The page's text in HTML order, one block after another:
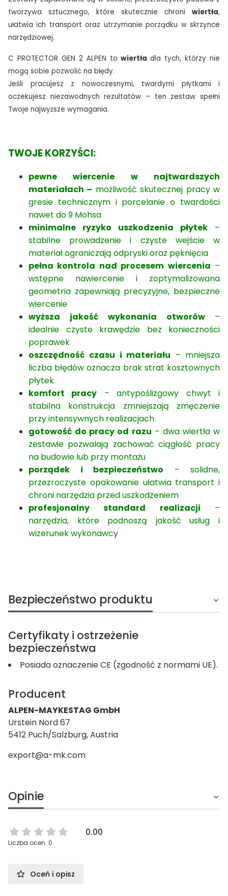
tworzywa sztucznego, które skutecznie chroni wiertła,
ułatwia ich transport oraz utrzymanie porządku w skrzynce
narzędziowej.
C PROTECTOR GEN 2 ALPEN to wiertła dla tych, którzy nie
mogą sobie pozwolić na błędy.
Jeśli pracujesz z nowoczesnymi, twardymi płytkami i
oczekujesz niezawodnych rezultatów – ten zestaw spełni
Twoje najwyższe wymagania.
TWOJE KORZYŚCI:
pewne wiercenie w najtwardszych
materiałach – możliwość skutecznej pracy w
gresie technicznym i porcelanie o twardości
nawet do 9 Mohsa
minimalne ryzyko uszkodzenia płytek –
stabilne prowadzenie i czyste wejście w
materiał ograniczają odpryski oraz pęknięcia
pełna kontrola nad procesem wiercenia –
wstępne nawiercenie i zoptymalizowana
geometria zapewniają precyzyjne, bezpieczne
wiercenie
wyższa jakość wykonania otworów–
idealnie czyste krawędzie bez konieczności
poprawek
oszczędność czasu i materiału – mniejsza
liczba błędów oznacza brak strat kosztownych
płytek
komfort pracy – antypoślizgowy chwyt i
stabilna konstrukcja zmniejszają zmęczenie
przy intensywnych realizacjach
gotowość do pracy od razu – dwa wiertła w
zestawie pozwalają zachować ciągłość pracy
na budowie lub przy montażu
porządek i bezpieczeństwo – solidne,
przezroczyste opakowanie ułatwia transport i
chroni narzędzia przed uszkodzeniem
profesjonalny standard realizacji –
narzędzia, które podnoszą jakość usług i
wizerunek wykonawcy
Bezpieczeństwo produktu
Certyfikaty i ostrzeżenie
bezpieczeństwa
Posiada oznaczenie CE (zgodność z normami UE).
Producent
ALPEN-MAYKESTAG GmbH
Urstein Nord 67
5412 Puch/Salzburg, Austria
export@a-mk.com
Opinie
0.00
Liczba ocen: 0
Oceń i opisz